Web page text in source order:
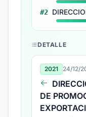
#2
DETALLE
2021 24/12/
DE